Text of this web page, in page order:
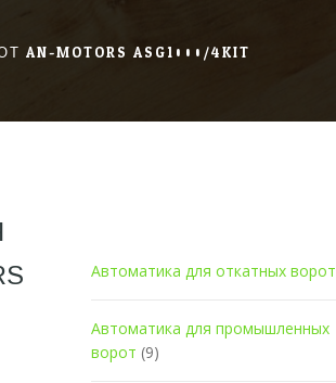
MOTORS ASG1000/4KIT
Автоматика для откатных ворот
Автоматика для промышленных
ворот (9)